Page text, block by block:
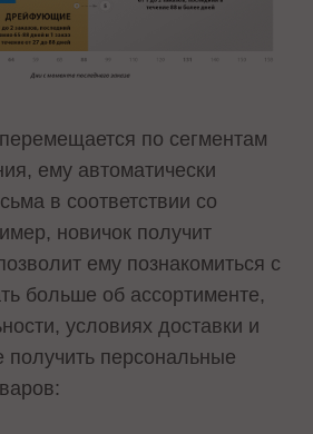
по сегментам
ему автоматически
в соответствии со
новичок получит
ему познакомиться с
больше об ассортименте,
условиях доставки и
получить персональные